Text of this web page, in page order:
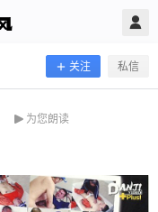
关注 私信
为您朗读
2019/5/22